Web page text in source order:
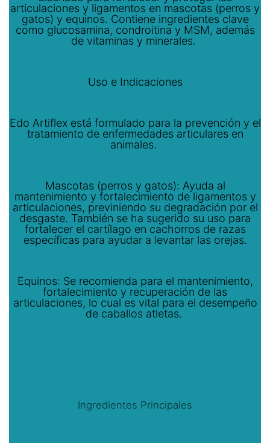
articulaciones y ligamentos en mascotas (perros y
gatos) y equinos. Contiene ingredientes clave
como glucosamina, condroitina y MSM, además
de vitaminas y minerales.
Uso e Indicaciones
Edo Artiflex está formulado para la prevención y el
tratamiento de enfermedades articulares en
animales.
Mascotas (perros y gatos): Ayuda al
mantenimiento y fortalecimiento de ligamentos y
articulaciones, previniendo su degradación por el
desgaste. También se ha sugerido su uso para
fortalecer el cartílago en cachorros de razas
específicas para ayudar a levantar las orejas.
Equinos: Se recomienda para el mantenimiento,
fortalecimiento y recuperación de las
articulaciones, lo cual es vital para el desempeño
de caballos atletas.
Ingredientes Principales